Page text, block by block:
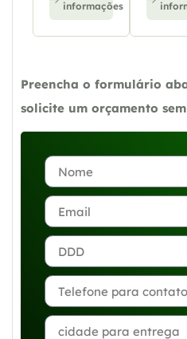
informações
Preencha o formulário
solicite um orçamento